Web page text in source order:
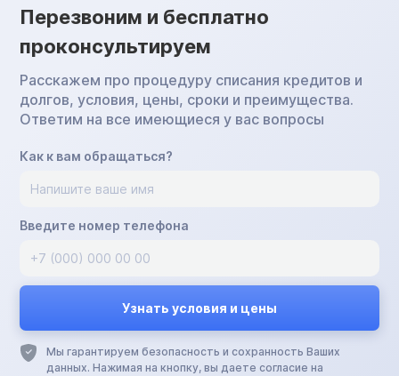
Перезвоним и бесплатно
проконсультируем
Расскажем про процедуру списания кредитов и
долгов, условия, цены, сроки и преимущества.
Ответим на все имеющиеся у вас вопросы
Как к вам обращаться?
Введите номер телефона
Мы гарантируем безопасность и сохранность Ваших
данных. Нажимая на кнопку, вы даете согласие на